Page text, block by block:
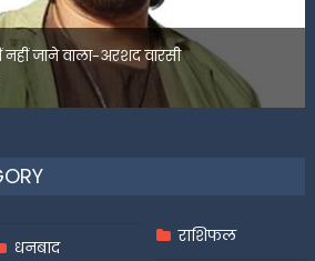
नहीं जाने वाला-अरशद वारसी
धनबाद
राशिफल